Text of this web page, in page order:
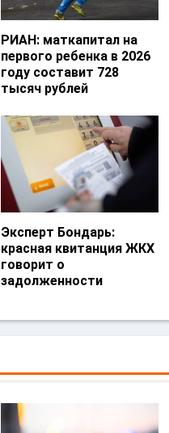
РИАН: маткапитал на
первого ребенка в 2026
году составит 728
тысяч рублей
Эксперт Бондарь:
красная квитанция ЖКХ
говорит о
задолженности